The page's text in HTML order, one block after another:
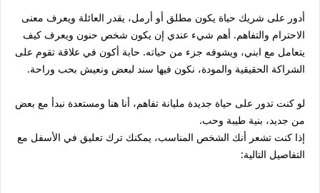
أدور على شريك حياة يكون مطلق أو أرمل، يقدر العائلة ويعرف معنى
الاحترام والتفاهم. أهم شيء عندي إن يكون شخص حنون ويعرف كيف
يتعامل مع ابني، ويشوفه جزء من حياته. حابة أكون في علاقة تقوم على
الشراكة الحقيقية والمودة، نكون فيها سند لبعض ونعيش بحب وراحة.
لو كنت تدور على حياة جديدة مليانة تفاهم، أنا هنا ومستعدة نبدأ مع بعض
من جديد، بنية طيبة وحب.
إذا كنت تشعر أنك الشخص المناسب، يمكنك ترك تعليق في الأسفل مع
التفاصيل التالية: